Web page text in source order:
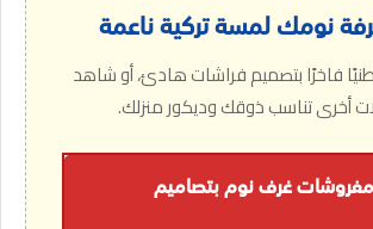
نومك لمسة تركية ناعمة
فاخرًا بتصميم فراشات هادئ، أو شاهد
أخرى تناسب ذوقك وديكور منزلك.
غرف نوم بتصاميم